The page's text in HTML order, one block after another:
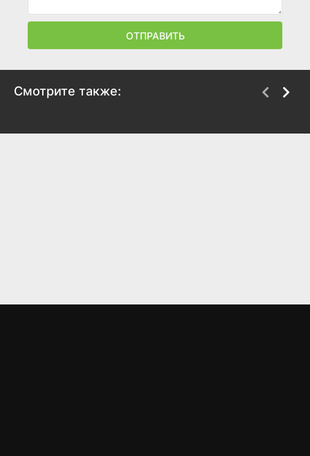
ОТПРАВИТЬ
Смотрите также: